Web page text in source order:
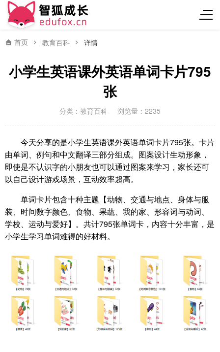
首页 教育百科 详情
小学生英语课外英语单词卡片795
张
分类： 教育百科 浏览量：2235
今天分享的是小学生英语课外英语单词卡片795张。卡片
由单词、例句和中文翻译三部分组成。图案设计生动形象，
即使是不认识字的小朋友也可以通过图案来学习，家长还可
以自己设计游戏场景，互动效率超高。
单词卡片包含十种主题【动物、交通与地点、身体与服
装、时间数字颜色、食物、果蔬、我的家、形容词与动词、
学校、运动与爱好】。共计795张单词卡，内容十分丰富，是
小学生学习单词难得的好材料。